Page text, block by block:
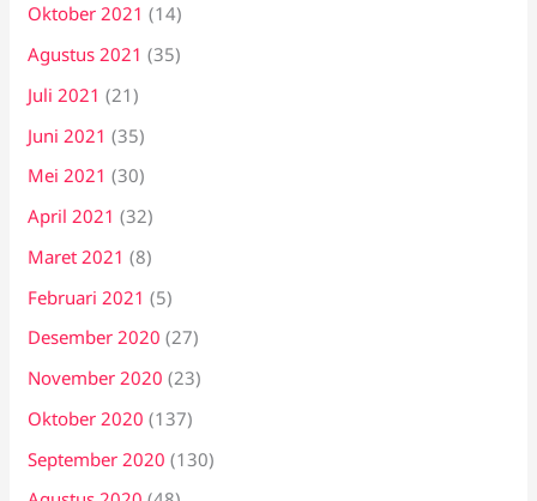
Oktober 2021 (14)
Agustus 2021 (35)
Juli 2021 (21)
Juni 2021 (35)
Mei 2021 (30)
April 2021 (32)
Maret 2021 (8)
Februari 2021 (5)
Desember 2020 (27)
November 2020 (23)
Oktober 2020 (137)
September 2020 (130)